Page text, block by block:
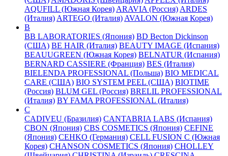
AQUFILL (Южная Корея) ARAVIA (Россия) ARDES
(Италия) ARTEGO (Италия) AVALON (Южная Корея)
B
BB LABORATORIES (Япония) BD Becton Dickinson
(США) BE HAIR (Италия) BEAUTY IMAGE (Испания)
BEAUUGREEN (Южная Корея) BELNATUR (Испания)
BERNARD CASSIERE (Франция) BES (Италия)
BIELENDA PROFESSIONAL (Польша) BIO MEDICAL
CARE (США) BIO SYSTEM PEEL (США) BIOTIME
(Россия) BLUM GEL (Россия) BRELIL PROFESSIONAL
(Италия) BY FAMA PROFESSIONAL (Италия)
C
CADIVEU (Бразилия) CANTABRIA LABS (Испания)
CBON (Япония) CBS COSMETICS (Япония) CEFINE
(Япония) CEHKO (Германия) CELL FUSION C (Южная
Корея) CHANSON COSMETICS (Япония) CHOLLEY